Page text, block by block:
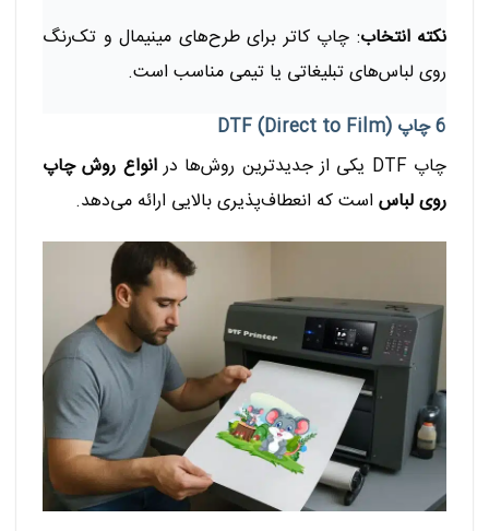
نکته انتخاب: چاپ کاتر برای طرح‌های مینیمال و تک‌رنگ
روی لباس‌های تبلیغاتی یا تیمی مناسب است.
6 چاپ DTF (Direct to Film)
چاپ DTF یکی از جدیدترین روش‌ها در
انواع روش چاپ
روی لباس است که انعطاف‌پذیری بالایی ارائه می‌دهد.